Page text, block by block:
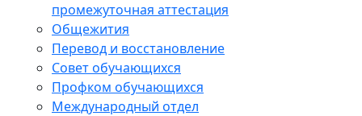
промежуточная аттестация
Общежития
Перевод и восстановление
Совет обучающихся
Профком обучающихся
Международный отдел